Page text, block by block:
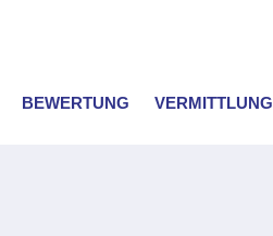
BEWERTUNG VERMITTLUNG